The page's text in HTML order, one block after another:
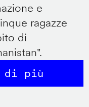
e
ragazze
di
di più